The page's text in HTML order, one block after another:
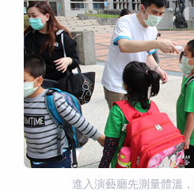
進入演藝廳先測量體溫